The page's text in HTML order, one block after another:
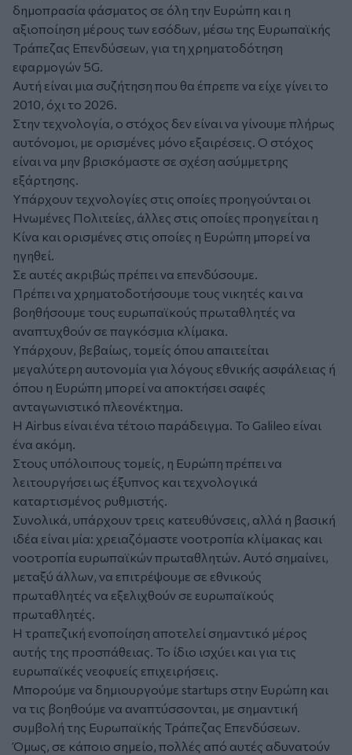
δημοπρασία φάσματος σε όλη την Ευρώπη και η
αξιοποίηση μέρους των εσόδων, μέσω της Ευρωπαϊκής
Τράπεζας Επενδύσεων, για τη χρηματοδότηση
εφαρμογών 5G.
Αυτή είναι μια συζήτηση που θα έπρεπε να είχε γίνει το
2010, όχι το 2026.
Στην τεχνολογία, ο στόχος δεν είναι να γίνουμε πλήρως
αυτόνομοι, με ορισμένες μόνο εξαιρέσεις. Ο στόχος
είναι να μην βρισκόμαστε σε σχέση ασύμμετρης
εξάρτησης.
Υπάρχουν τεχνολογίες στις οποίες προηγούνται οι
Ηνωμένες Πολιτείες, άλλες στις οποίες προηγείται η
Κίνα και ορισμένες στις οποίες η Ευρώπη μπορεί να
ηγηθεί.
Σε αυτές ακριβώς πρέπει να επενδύσουμε.
Πρέπει να χρηματοδοτήσουμε τους νικητές και να
βοηθήσουμε τους ευρωπαϊκούς πρωταθλητές να
αναπτυχθούν σε παγκόσμια κλίμακα.
Υπάρχουν, βεβαίως, τομείς όπου απαιτείται
μεγαλύτερη αυτονομία για λόγους εθνικής ασφάλειας ή
όπου η Ευρώπη μπορεί να αποκτήσει σαφές
ανταγωνιστικό πλεονέκτημα.
Η Airbus είναι ένα τέτοιο παράδειγμα. Το Galileo είναι
ένα ακόμη.
Στους υπόλοιπους τομείς, η Ευρώπη πρέπει να
λειτουργήσει ως έξυπνος και τεχνολογικά
καταρτισμένος ρυθμιστής.
Συνολικά, υπάρχουν τρεις κατευθύνσεις, αλλά η βασική
ιδέα είναι μία: χρειαζόμαστε νοοτροπία κλίμακας και
νοοτροπία ευρωπαϊκών πρωταθλητών. Αυτό σημαίνει,
μεταξύ άλλων, να επιτρέψουμε σε εθνικούς
πρωταθλητές να εξελιχθούν σε ευρωπαϊκούς
πρωταθλητές.
Η τραπεζική ενοποίηση αποτελεί σημαντικό μέρος
αυτής της προσπάθειας. Το ίδιο ισχύει και για τις
ευρωπαϊκές νεοφυείς επιχειρήσεις.
Μπορούμε να δημιουργούμε startups στην Ευρώπη και
να τις βοηθούμε να αναπτύσσονται, με σημαντική
συμβολή της Ευρωπαϊκής Τράπεζας Επενδύσεων.
Όμως, σε κάποιο σημείο, πολλές από αυτές αδυνατούν